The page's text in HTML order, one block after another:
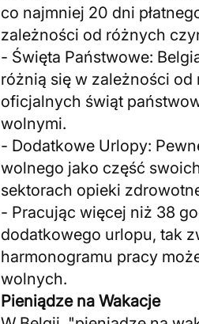
co najmniej 20 dni
zależności od różnych
- Święta Państwowe:
różnią się w zależności od
oficjalnych świąt
wolnymi.
- Dodatkowe Urlopy:
wolnego jako część
sektorach opieki
- Pracując więcej niż 38
dodatkowego urlopu, tak
harmonogramu pracy
wolnych.
Pieniądze na Wakacje